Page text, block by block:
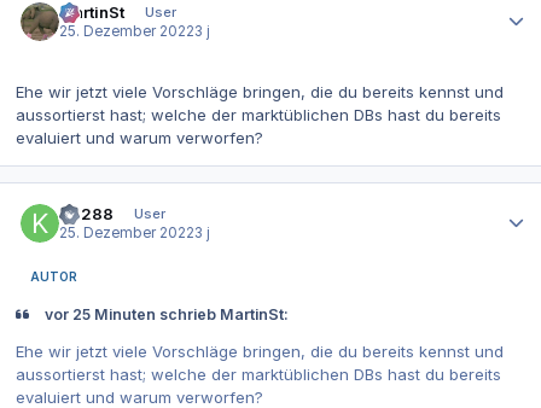
MartinSt
User
25. Dezember 20223 j
Ehe wir jetzt viele Vorschläge bringen, die du bereits kennst und
aussortierst hast; welche der marktüblichen DBs hast du bereits
evaluiert und warum verworfen?
K4288
User
25. Dezember 20223 j
AUTOR
vor 25 Minuten schrieb MartinSt:
Ehe wir jetzt viele Vorschläge bringen, die du bereits kennst und
aussortierst hast; welche der marktüblichen DBs hast du bereits
evaluiert und warum verworfen?